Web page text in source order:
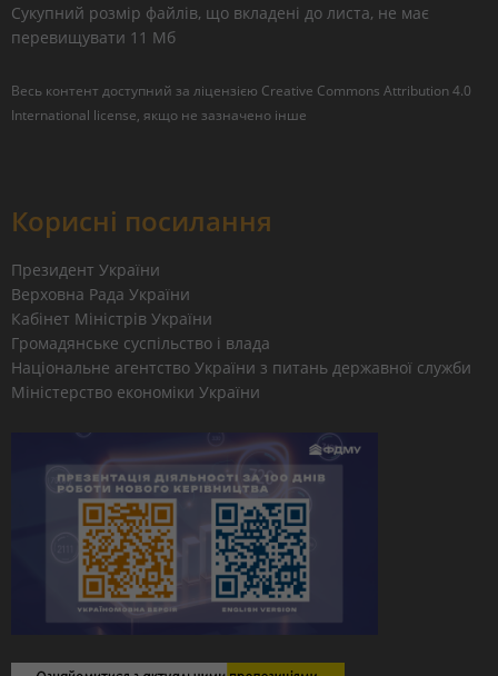
Сукупний розмір файлів, що вкладені до листа, не має
перевищувати 11 Мб
Весь контент доступний за ліцензією Creative Commons Attribution 4.0
International license, якщо не зазначено інше
Корисні посилання
Президент України
Верховна Рада України
Кабінет Міністрів України
Громадянське суспільство і влада
Національне агентство України з питань державної служби
Міністерство економіки України